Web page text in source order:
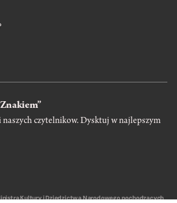
naszych czytelnikow. Dysktuj w najlepszym
Kultury i Dziedzictwa Narodowego pochodzących